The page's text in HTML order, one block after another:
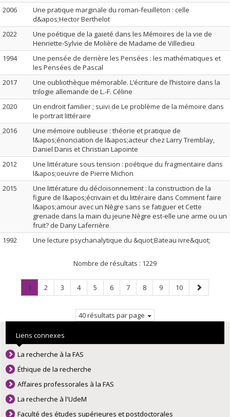
2006
Une pratique marginale du roman-feuilleton : celle
d&apos;Hector Berthelot
2022
Une poétique de la gaieté dans les Mémoires de la vie de
Henriette-Sylvie de Molière de Madame de Villedieu
1994
Une pensée de derrière les Pensées : les mathématiques et
les Pensées de Pascal
2017
Une oubliothèque mémorable. L’écriture de l’histoire dans la
trilogie allemande de L.-F. Céline
2020
Un endroit familier ; suivi de Le problème de la mémoire dans
le portrait littéraire
2016
Une mémoire oublieuse : théorie et pratique de
l&apos;énonciation de l&apos;acteur chez Larry Tremblay,
Daniel Danis et Christian Lapointe
2012
Une littérature sous tension : poétique du fragmentaire dans
l&apos;oeuvre de Pierre Michon
2015
Une littérature du décloisonnement : la construction de la
figure de l&apos;écrivain et du littéraire dans Comment faire
l&apos;amour avec un Nègre sans se fatiguer et Cette
grenade dans la main du jeune Nègre est-elle une arme ou un
fruit? de Dany Laferrière
1992
Une lecture psychanalytique du &quot;Bateau ivre&quot;
Nombre de résultats : 1229
Page
1
Page
Page
2 Page
3 Page
4 Page
5 Page
6 Page
7 Page
8 Page
9 Page
10
Page
suivante
40 résultats par page
Liens connexes
La recherche à la FAS
Éthique de la recherche
Affaires professorales à la FAS
La recherche à l'UdeM
Faculté des études supérieures et postdoctorales